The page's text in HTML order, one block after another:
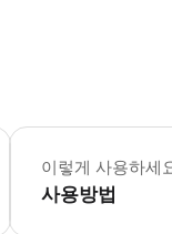
우붓 푸리 루키산 미술
이렇게 사용하세
사용방법